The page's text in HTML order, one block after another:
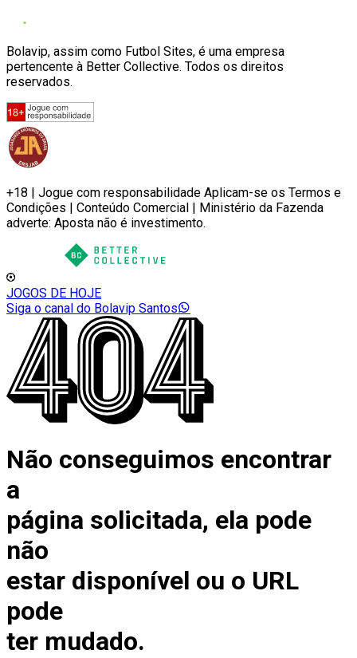
Bolavip, assim como Futbol Sites, é uma empresa
pertencente à Better Collective. Todos os direitos
reservados.
+18 | Jogue com responsabilidade Aplicam-se os Termos e
Condições | Conteúdo Comercial | Ministério da Fazenda
adverte: Aposta não é investimento.
JOGOS DE HOJE
Siga o canal do Bolavip Santos
Não conseguimos encontrar
a
página solicitada, ela pode
não
estar disponível ou o URL
pode
ter mudado.